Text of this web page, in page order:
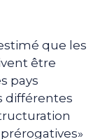
que les
être
pays
différentes